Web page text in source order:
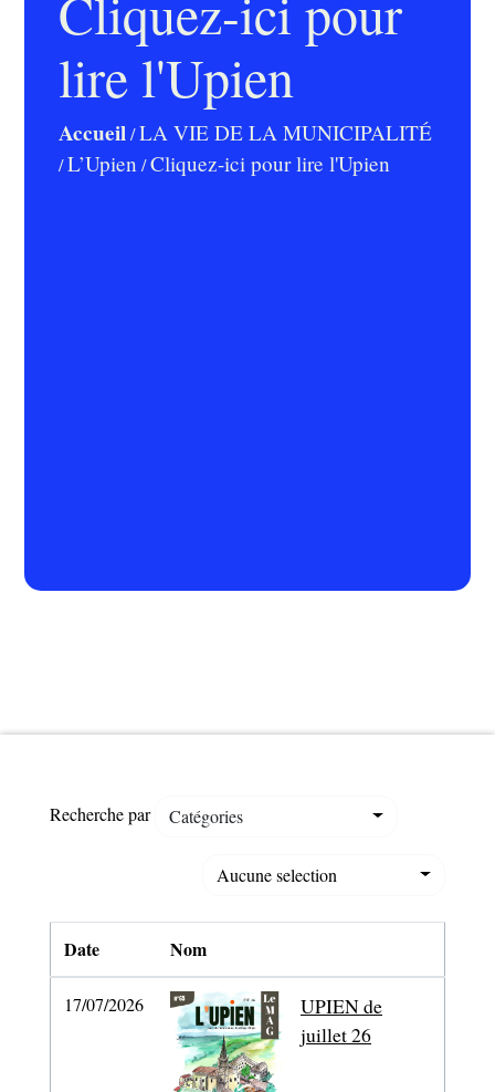
lire l'Upien
Accueil/LA VIE DE LA MUNICIPALITÉ
/L’Upien /Cliquez-ici pour lire l'Upien
Recherche par Catégories
Aucune selection
Date Nom
17/07/2026
UPIEN de
juillet 26